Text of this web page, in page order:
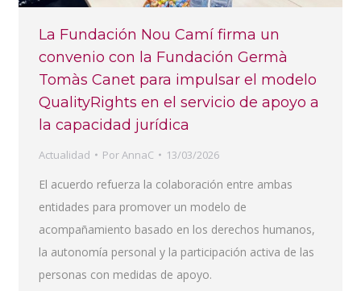
La Fundación Nou Camí firma un
convenio con la Fundación Germà
Tomàs Canet para impulsar el modelo
QualityRights en el servicio de apoyo a
la capacidad jurídica
Actualidad PorAnnaC 13/03/2026
El acuerdo refuerza la colaboración entre ambas
entidades para promover un modelo de
acompañamiento basado en los derechos humanos,
la autonomía personal y la participación activa de las
personas con medidas de apoyo.